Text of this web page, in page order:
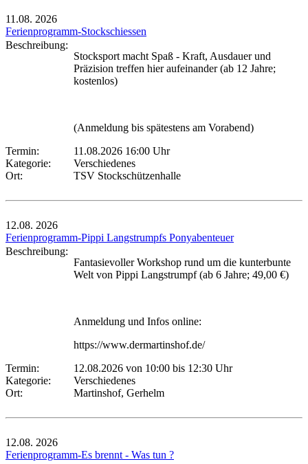
11.08. 2026
Ferienprogramm-Stockschiessen
Beschreibung:
Stocksport macht Spaß - Kraft, Ausdauer und
Präzision treffen hier aufeinander (ab 12 Jahre;
kostenlos)
(Anmeldung bis spätestens am Vorabend)
Termin:
11.08.2026 16:00 Uhr
Kategorie:
Verschiedenes
Ort:
TSV Stockschützenhalle
12.08. 2026
Ferienprogramm-Pippi Langstrumpfs Ponyabenteuer
Beschreibung:
Fantasievoller Workshop rund um die kunterbunte
Welt von Pippi Langstrumpf (ab 6 Jahre; 49,00 €)
Anmeldung und Infos online:
https://www.dermartinshof.de/
Termin:
12.08.2026 von 10:00 bis 12:30 Uhr
Kategorie:
Verschiedenes
Ort:
Martinshof, Gerhelm
12.08. 2026
Ferienprogramm-Es brennt - Was tun ?